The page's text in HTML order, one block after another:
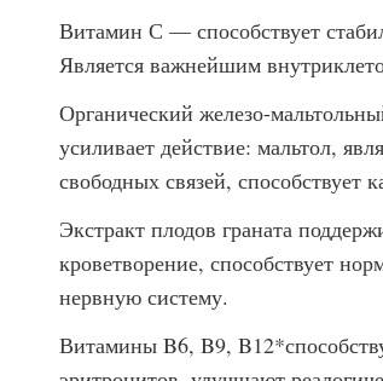
Витамин С — способствует
Является важнейшим
Органический железо-
усиливает действие: мальтол,
свободных связей, способствует
Экстракт плодов граната
кроветворение, способствует
нервную систему.
Витамины B6, B9,